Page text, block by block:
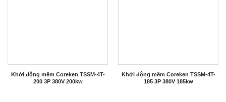
Khởi động mềm Coreken TSSM-4T-
200 3P 380V 200kw
Khởi động mềm Coreken TSSM-4T-
185 3P 380V 185kw